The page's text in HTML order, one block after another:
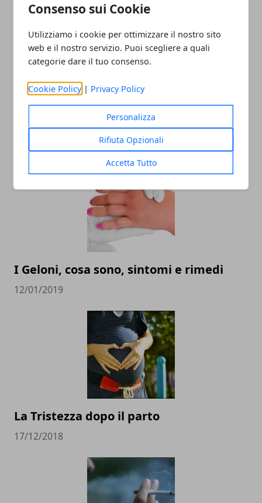
Consenso sui Cookie
Utilizziamo i cookie per ottimizzare il nostro sito
web e il nostro servizio. Puoi scegliere a quali
categorie dare il tuo consenso.
Cookie Policy | Privacy Policy
Personalizza
Rifiuta Opzionali
Accetta Tutto
Redazione
ARTICOLI CORRELATI
I Geloni, cosa sono, sintomi e rimedi
12/01/2019
La Tristezza dopo il parto
17/12/2018